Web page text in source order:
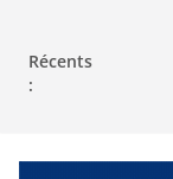
Récents
: